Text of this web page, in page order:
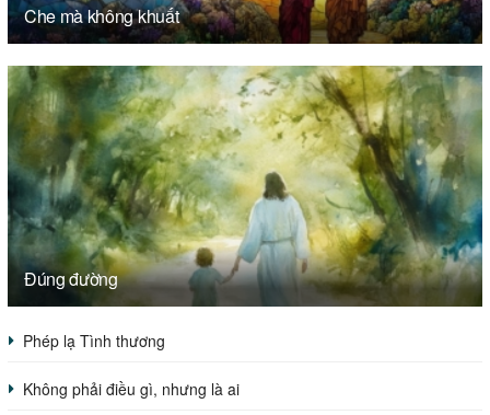
Che mà không khuất
Đúng đường
Phép lạ Tình thương
Không phải điều gì, nhưng là ai